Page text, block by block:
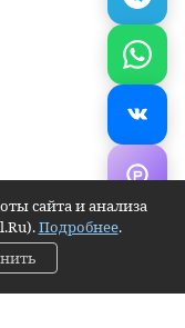
сайта и анализа
Подробнее.